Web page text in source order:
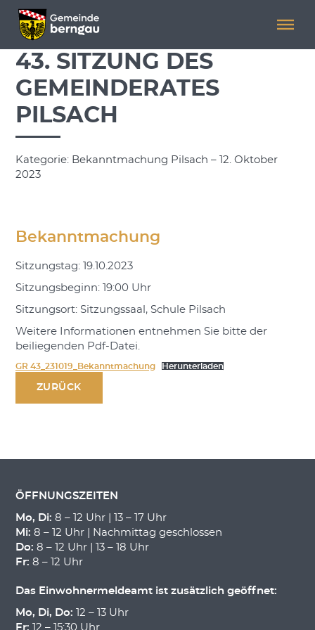
Menü überspringen
Menü überspringen
43. SITZUNG DES
GEMEINDERATES
PILSACH
Kategorie: Bekanntmachung Pilsach – 12. Oktober
2023
Bekanntmachung
Sitzungstag: 19.10.2023
Sitzungsbeginn: 19:00 Uhr
Sitzungsort: Sitzungssaal, Schule Pilsach
Weitere Informationen entnehmen Sie bitte der
beiliegenden Pdf-Datei.
GR 43_231019_Bekanntmachung Herunterladen
ZURÜCK
ÖFFNUNGSZEITEN
Mo, Di: 8 – 12 Uhr | 13 – 17 Uhr
Mi: 8 – 12 Uhr | Nachmittag geschlossen
Do: 8 – 12 Uhr | 13 – 18 Uhr
Fr: 8 – 12 Uhr
Das Einwohnermeldeamt ist zusätzlich geöffnet:
Mo, Di, Do: 12 – 13 Uhr
Fr: 12 – 15:30 Uhr